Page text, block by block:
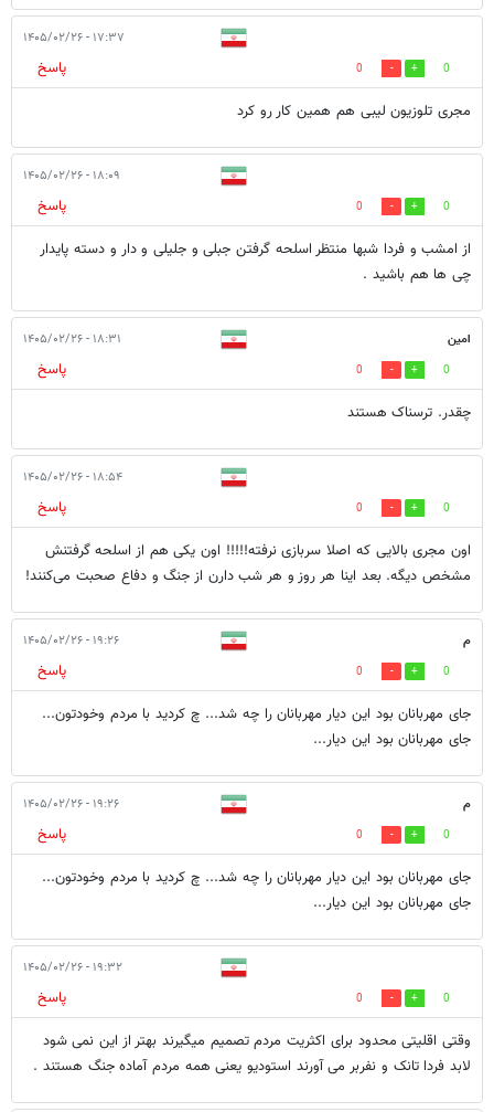
۱۷:۳۷ - ۱۴۰۵/۰۲/۲۶
0
0
پاسخ
مجری تلوزیون لیبی هم همین کار رو کرد
۱۸:۰۹ - ۱۴۰۵/۰۲/۲۶
0
0
پاسخ
از امشب و فردا شبها منتظر اسلحه گرفتن جبلی و جلیلی و دار و دسته پایدار
چی ها هم باشید .
امین ۱۸:۳۱ - ۱۴۰۵/۰۲/۲۶
0
0
پاسخ
چقدر. ترسناک هستند
۱۸:۵۴ - ۱۴۰۵/۰۲/۲۶
0
0
پاسخ
اون مجری بالایی که اصلا سربازی نرفته!!!!! اون یکی هم از اسلحه گرفتنش
مشخص دیگه. بعد اینا هر روز و هر شب دارن از جنگ و دفاع صحبت می‌کنند!
م ۱۹:۲۶ - ۱۴۰۵/۰۲/۲۶
0
0
پاسخ
جای مهربانان بود این دیار مهربانان را چه شد... چ کردید با مردم وخودتون...
جای مهربانان بود این دیار...
م ۱۹:۲۶ - ۱۴۰۵/۰۲/۲۶
0
0
پاسخ
جای مهربانان بود این دیار مهربانان را چه شد... چ کردید با مردم وخودتون...
جای مهربانان بود این دیار...
۱۹:۳۲ - ۱۴۰۵/۰۲/۲۶
0
0
پاسخ
وقتی اقلیتی محدود برای اکثریت مردم تصمیم میگیرند بهتر از این نمی شود
لابد فردا تانک و نفربر می آورند استودیو یعنی همه مردم آماده جنگ هستند .